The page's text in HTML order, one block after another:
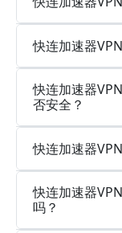
快连加速器
快连加速器
否安全？
快连加速器
快连加速器
吗？